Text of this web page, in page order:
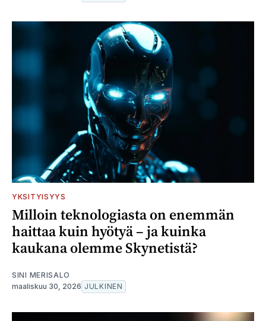
YKSITYISYYS
Milloin teknologiasta on enemmän
haittaa kuin hyötyä – ja kuinka
kaukana olemme Skynetistä?
SINI MERISALO
maaliskuu 30, 2026 JULKINEN